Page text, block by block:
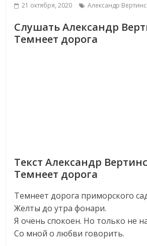
21 октября, 2020 Александр
Слушать Александр
Темнеет дорога
Текст Александр
Темнеет дорога
Темнеет дорога приморского
Желты до утра фонари.
Я очень спокоен. Но только не
Со мной о любви говорить.